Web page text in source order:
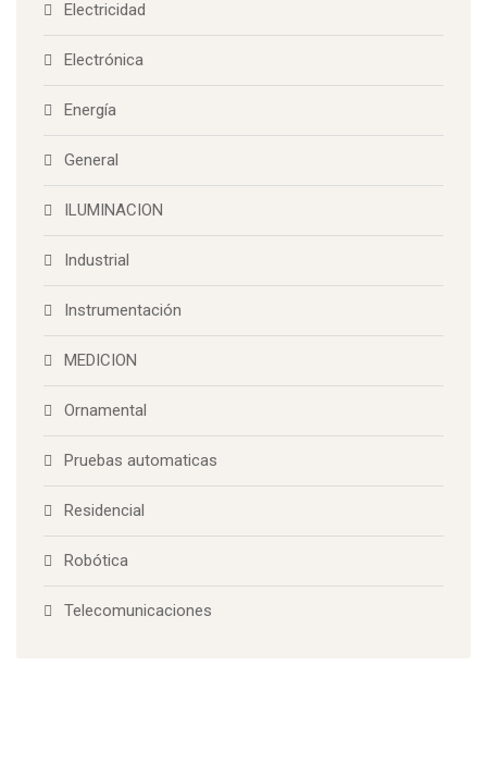
Electricidad
Electrónica
Energía
General
ILUMINACION
Industrial
Instrumentación
MEDICION
Ornamental
Pruebas automaticas
Residencial
Robótica
Telecomunicaciones